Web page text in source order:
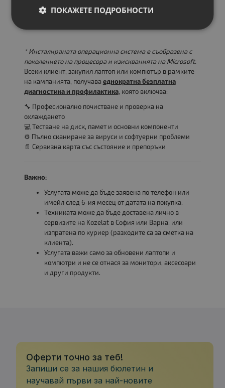
* Инсталираната операционна система е съобразена с
поколението на процесора и изискванията на Microsoft.
Всеки клиент, закупил лаптоп или компютър в рамките
на кампанията, получава еднократна безплатна
диагностика и профилактика, която включва:
🔧 Професионално почистване и проверка на
охлаждането
💻 Тестване на диск, памет и основни компоненти
⚙️ Пълно сканиране за вируси и софтуерни проблеми
📄 Сервизна карта със състояние и препоръки
Важно:
Услугата може да бъде заявена по телефон или
имейл след 6-ия месец от датата на покупка.
Техниката може да бъде доставена лично в
сервизите на Kozelat в София или Варна, или
изпратена по куриер (разходите са за сметка на
клиента).
Услугата важи само за обновени лаптопи и
компютри и не се отнася за монитори, аксесоари
и други продукти.
Оферти точно за теб!
Запиши се за нашия бюлетин и
научавай първи за най-новите
ПОКАЖЕТЕ ПОДРОБНОСТИ